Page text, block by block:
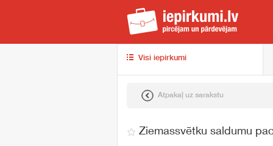
Visi iepirkumi
Atpakaļ uz sarakstu
Ziemassvētku saldumu